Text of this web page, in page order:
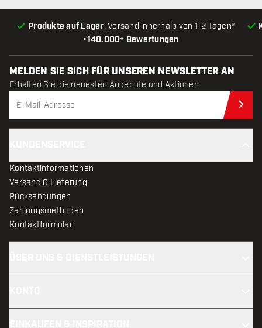
•140.000+ Bewertungen
Produkte auf Lager, Versand innerhalb von 1-2 Tagen*
MELDEN SIE SICH FÜR UNSEREN NEWSLETTER AN
Erhalten Sie die neuesten Angebote und Aktionen
Kontaktinformationen
Versand & Lieferung
Rücksendungen
Zahlungsmethoden
Kontaktformular